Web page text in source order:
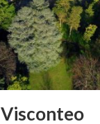
Visconteo